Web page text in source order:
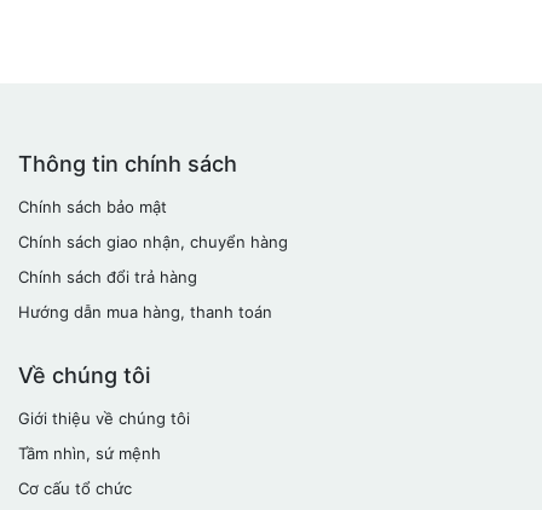
Thông tin chính sách
Chính sách bảo mật
Chính sách giao nhận, chuyển hàng
Chính sách đổi trả hàng
Hướng dẫn mua hàng, thanh toán
Về chúng tôi
Giới thiệu về chúng tôi
Tầm nhìn, sứ mệnh
Cơ cấu tổ chức